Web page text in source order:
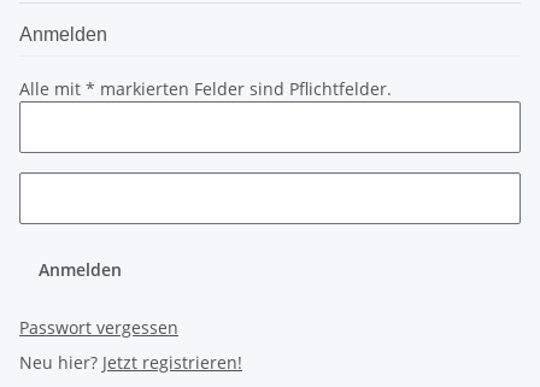
Anmelden
Alle mit * markierten Felder sind Pflichtfelder.
Anmelden
Passwort vergessen
Neu hier? Jetzt registrieren!